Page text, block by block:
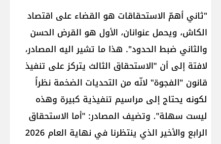
"ثاني أهمّ الاستحقاقات هو القضاء على ​اقتصاد
الكاش​، ويحمل عنوانان، الأول هو ​القرض الحسن​
والثاني ضبط الحدود". هذا ما تشير اليه المصادر،
لافتة إلى أن "الاستحقاق الثالث يتركز على تنفيذ
قانون "الفجوة" لانّه من التحديات الضخمة نظراً
لكونه يحتاج إلى مراسيم تنفيذية كبيرة وهذه
ليست سهلة". وتضيف المصادر: "أما الاستحقاق
الرابع والأخير الذي ينتظرنا في نهاية العام 2026